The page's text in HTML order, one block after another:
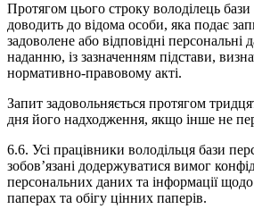
Протягом цього строку володілець
доводить до відома особи, яка подає
задоволене або відповідні персональні
наданню, із зазначенням підстави,
нормативно-правовому акті.
Запит задовольняється протягом
дня його надходження, якщо інше не
6.6. Усі працівники володільця бази
зобов’язані додержуватися вимог
персональних даних та інформації
паперах та обігу цінних паперів.